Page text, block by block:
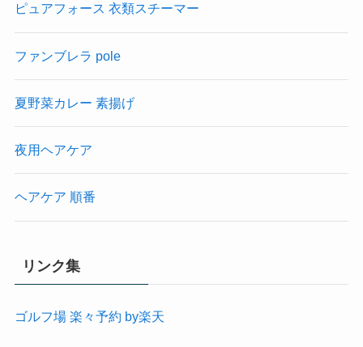
ピュアフォース 衣類スチーマー
ファンブレラ pole
夏野菜カレー 素揚げ
夜用ヘアケア
ヘアケア 順番
リンク集
ゴルフ場 楽々予約 by楽天